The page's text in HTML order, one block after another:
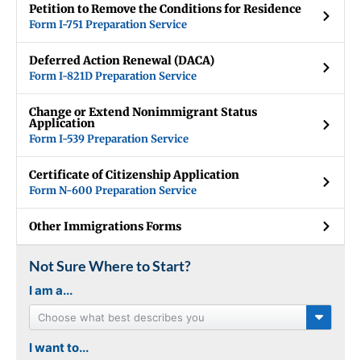
Petition to Remove the Conditions for Residence
Form I-751 Preparation Service
Deferred Action Renewal (DACA)
Form I-821D Preparation Service
Change or Extend Nonimmigrant Status
Application
Form I-539 Preparation Service
Certificate of Citizenship Application
Form N-600 Preparation Service
Other Immigrations Forms
Not Sure Where to Start?
I am a...
Choose what best describes you
I want to...